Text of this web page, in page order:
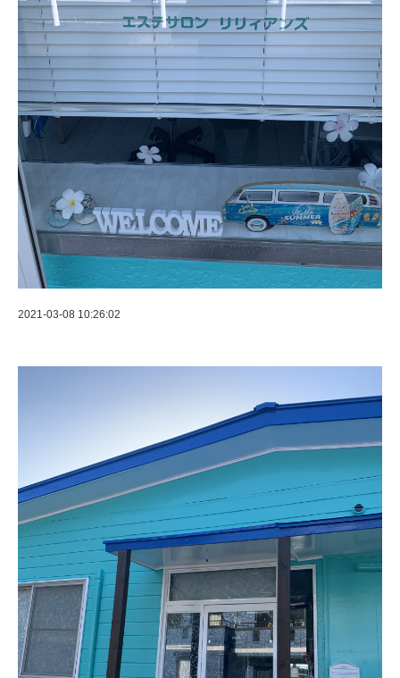
2021-03-08 10:26:02